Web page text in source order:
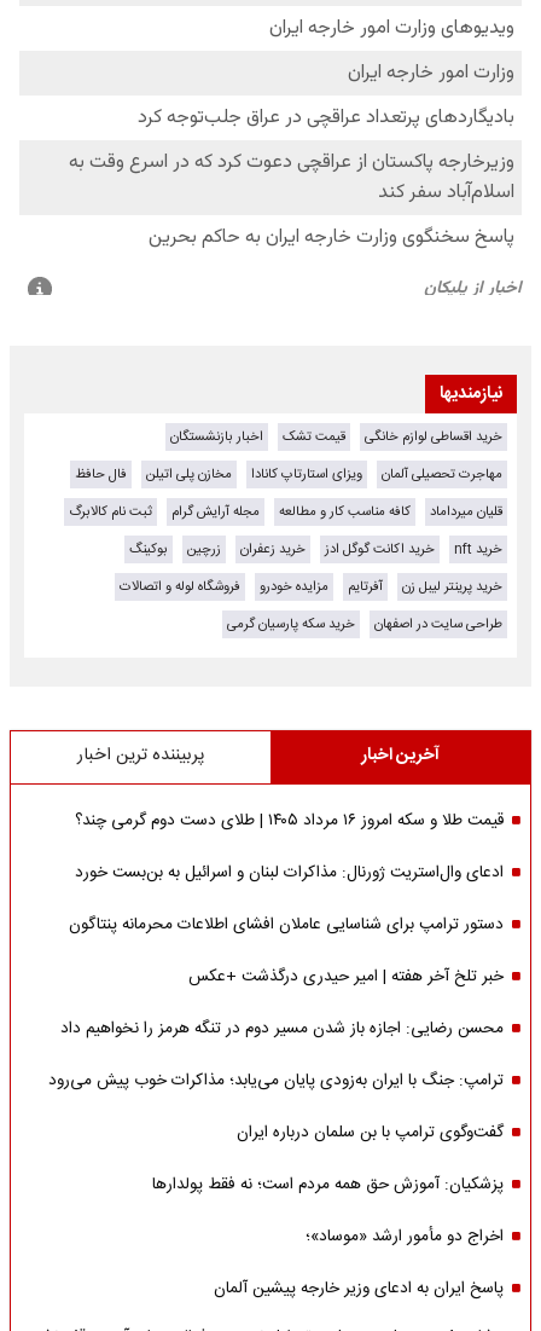
نیازمندیها
خرید اقساطی لوازم خانگی قیمت تشک
اخبار بازنشستگان
مهاجرت تحصیلی آلمان
ویزای استارتاپ کانادا مخازن پلی اتیلن
فال حافظ
قلیان میرداماد
کافه مناسب کار و مطالعه مجله آرایش گرام
ثبت نام کالابرگ
خرید nft
خرید اکانت گوگل ادز خرید زعفران زرچین
بوکینگ
خرید پرینتر لیبل زن
آفرتایم مزایده خودرو
فروشگاه لوله و اتصالات
طراحی سایت در اصفهان
خرید سکه پارسیان گرمی
آخرین اخبار پربیننده ترین اخبار
قیمت طلا و سکه امروز ۱۶ مرداد ۱۴۰۵ | طلای دست دوم گرمی چند؟
ادعای وال‌استریت ژورنال: مذاکرات لبنان و اسرائیل به بن‌بست خورد
دستور ترامپ برای شناسایی عاملان افشای اطلاعات محرمانه پنتاگون
خبر تلخ آخر هفته | امیر حیدری درگذشت +عکس
محسن رضایی: اجازه باز شدن مسیر دوم در تنگه هرمز را نخواهیم داد
ترامپ: جنگ با ایران به‌زودی پایان می‌یابد؛ مذاکرات خوب پیش می‌رود
گفت‌وگوی ترامپ با بن سلمان درباره ایران
پزشکیان: آموزش حق همه مردم است؛ نه فقط پولدارها
اخراج دو مأمور ارشد «موساد»؛
پاسخ ایران به ادعای وزیر خارجه پیشین آلمان